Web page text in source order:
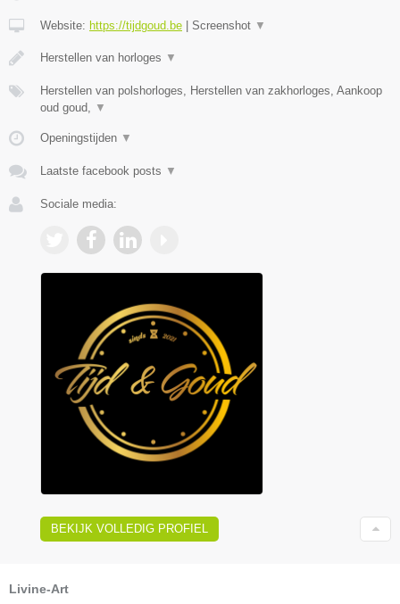
Website: https://tijdgoud.be | Screenshot ▼
Herstellen van horloges ▼
Herstellen van polshorloges, Herstellen van zakhorloges, Aankoop
oud goud,
▼
Openingstijden ▼
Laatste facebook posts ▼
Sociale media:
BEKIJK VOLLEDIG PROFIEL
Livine-Art